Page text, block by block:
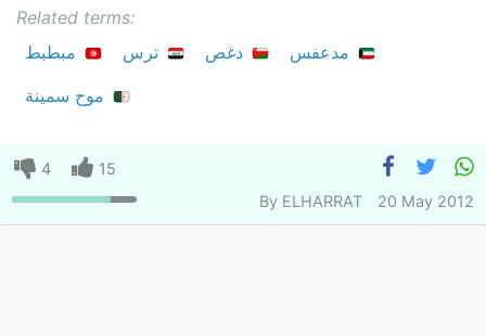
Related terms:
مبطبط
ترس دغص
مدعفس
موح سمينة
4
15
By ELHARRAT 20 May 2012